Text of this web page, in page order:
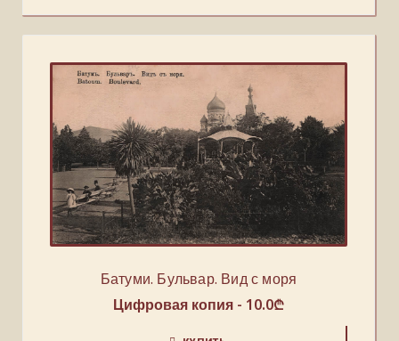
Батуми. Бульвар. Вид с моря
Цифровая копия - 10.0₾